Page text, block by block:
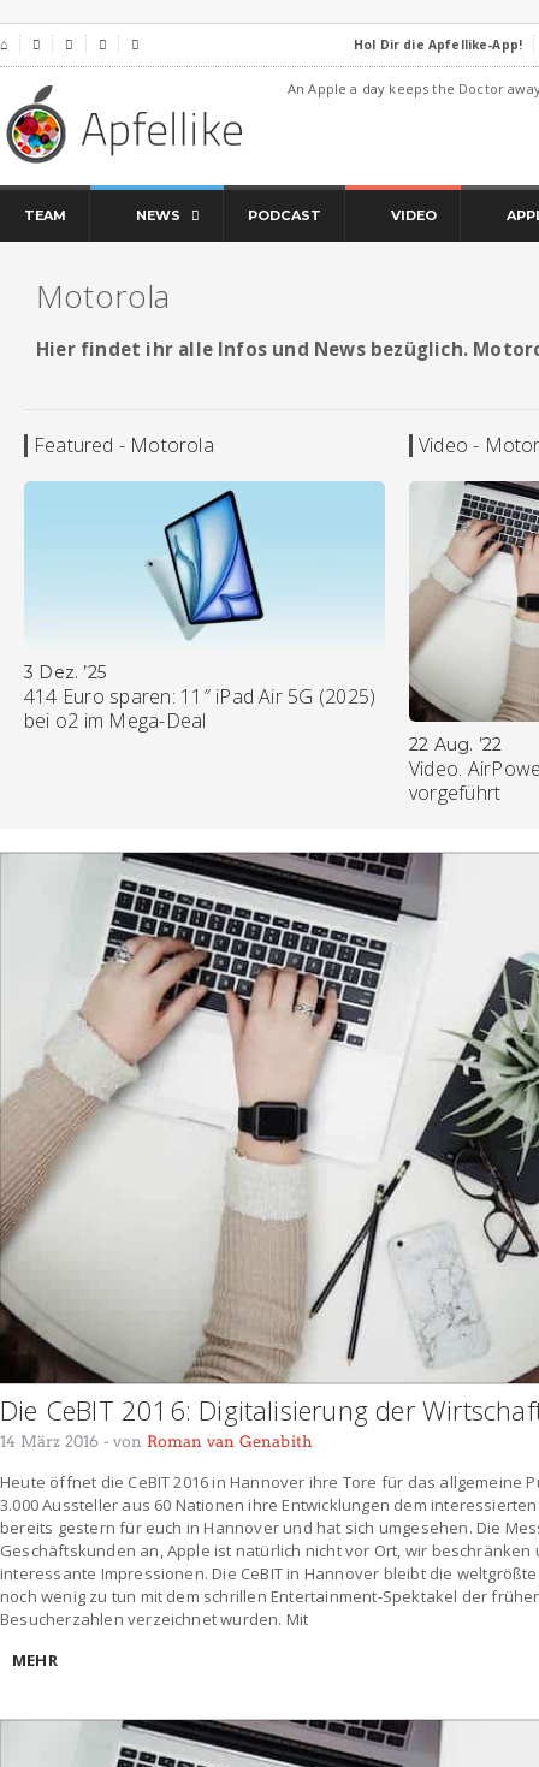
⌂     Hol Dir die Apfellike-App!
An Apple a day keeps the Doctor
TEAM NEWS PODCAST VIDEO
Motorola
Hier findet ihr alle Infos und News bezüglich.
Featured - Motorola
3 Dez. ’25
414 Euro sparen: 11″ iPad Air 5G (2025)
bei o2 im Mega-Deal
Video -
22 Aug. ’22
Video.
vorgeführt
Die CeBIT 2016: Digitalisierung der
14 März 2016 - von Roman van Genabith
Heute öffnet die CeBIT 2016 in Hannover ihre Tore für das allgemeine
3.000 Aussteller aus 60 Nationen ihre Entwicklungen dem
bereits gestern für euch in Hannover und hat sich umgesehen. Die
Geschäftskunden an, Apple ist natürlich nicht vor Ort, wir
interessante Impressionen. Die CeBIT in Hannover bleibt die
noch wenig zu tun mit dem schrillen Entertainment-Spektakel der
Besucherzahlen verzeichnet wurden. Mit
MEHR